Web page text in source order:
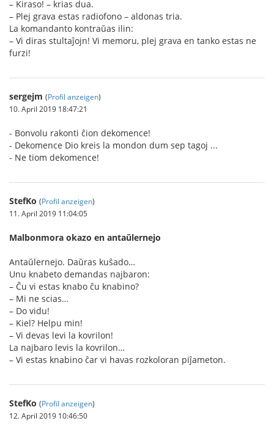
– Kiraso! – krias dua.
– Plej grava estas radiofono – aldonas tria.
La komandanto kontraŭas ilin:
– Vi diras stultaĵojn! Vi memoru, plej grava en tanko estas ne
furzi!
sergejm (Profil anzeigen)
10. April 2019 18:47:21
- Bonvolu rakonti ĉion dekomence!
- Dekomence Dio kreis la mondon dum sep tagoj ...
- Ne tiom dekomence!
StefKo (Profil anzeigen)
11. April 2019 11:04:05
Malbonmora okazo en antaŭlernejo
Antaŭlernejo. Daŭras kuŝado…
Unu knabeto demandas najbaron:
– Ĉu vi estas knabo ĉu knabino?
– Mi ne scias…
– Do vidu!
– Kiel? Helpu min!
– Vi devas levi la kovrilon!
La najbaro levis la kovrilon…
– Vi estas knabino ĉar vi havas rozkoloran piĵameton.
StefKo (Profil anzeigen)
12. April 2019 10:46:50